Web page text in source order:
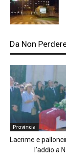
Da Non
Provincia
Lacrime e
l’addio a